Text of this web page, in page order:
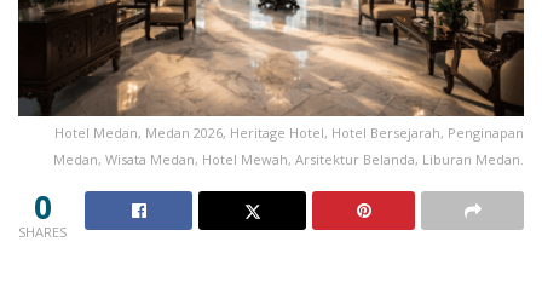
Hotel Medan, Medan 2026, Heritage Hotel, Hotel Bersejarah, Penginapan
Medan, Wisata Medan, Hotel Mewah, Arsitektur Belanda, Liburan Medan.
0
SHARES